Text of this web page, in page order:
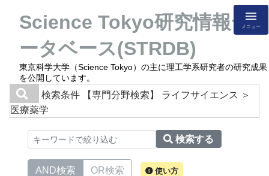
Science Tokyo研究情報デ
ータベース(STRDB)
東京科学大学（Science Tokyo）の主に理工学系研究者の研究成果
を公開しています。
メニュー
検索条件
【専門分野検索】 ライフサイエンス ＞
医療薬学
検索する
AND検索 OR検索 使い方